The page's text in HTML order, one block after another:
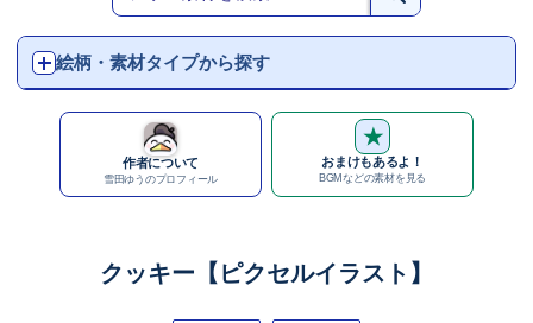
絵柄・素材タイプから探す
作者について
雪田ゆうのプロフィール
★
おまけもあるよ！
BGMなどの素材を見る
クッキー【ピクセルイラスト】